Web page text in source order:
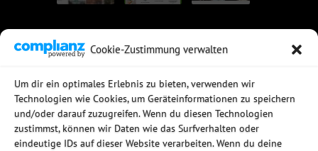
Cookie-Zustimmung verwalten
Um dir ein optimales Erlebnis zu bieten, verwenden wir
Technologien wie Cookies, um Geräteinformationen zu speichern
und/oder darauf zuzugreifen. Wenn du diesen Technologien
zustimmst, können wir Daten wie das Surfverhalten oder
eindeutige IDs auf dieser Website verarbeiten. Wenn du deine
Rechtssichere Email-Archivierung
MDaemon Mail- & Groupwareserver
Virtualisierung mit vmWare
Sophos UTM - Mehr als eine Firewall